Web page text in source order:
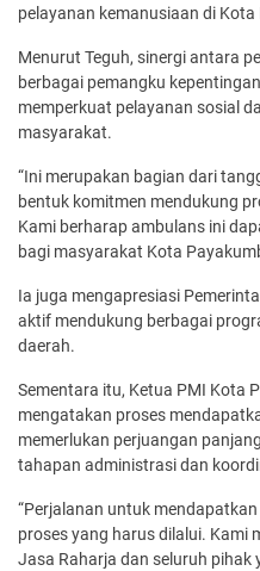
pelayanan kemanusiaan di
Menurut Teguh, sinergi antara
berbagai pemangku
memperkuat pelayanan sosial
masyarakat.
“Ini merupakan bagian dari
bentuk komitmen mendukung
Kami berharap ambulans ini
bagi masyarakat Kota
Ia juga mengapresiasi
aktif mendukung berbagai
daerah.
Sementara itu, Ketua PMI Kota
mengatakan proses
memerlukan perjuangan
tahapan administrasi dan
“Perjalanan untuk
proses yang harus dilalui. Kami
Jasa Raharja dan seluruh pihak